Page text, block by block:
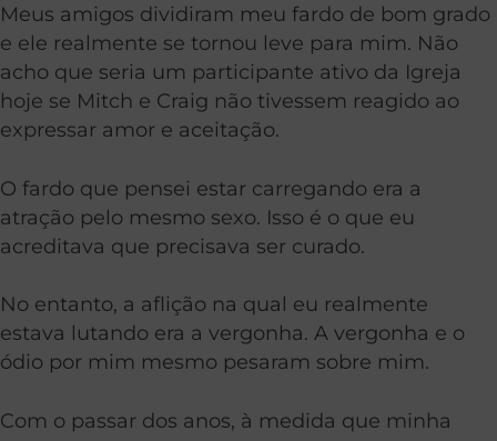
Meus amigos dividiram meu fardo de bom grado
e ele realmente se tornou leve para mim. Não
acho que seria um participante ativo da Igreja
hoje se Mitch e Craig não tivessem reagido ao
expressar amor e aceitação.
O fardo que pensei estar carregando era a
atração pelo mesmo sexo. Isso é o que eu
acreditava que precisava ser curado.
No entanto, a aflição na qual eu realmente
estava lutando era a vergonha. A vergonha e o
ódio por mim mesmo pesaram sobre mim.
Com o passar dos anos, à medida que minha